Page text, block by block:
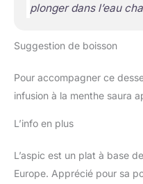
plonger dans l’eau
Suggestion de boisson
Pour accompagner ce
infusion à la menthe saura
L’info en plus
L’aspic est un plat à base
Europe. Apprécié pour sa